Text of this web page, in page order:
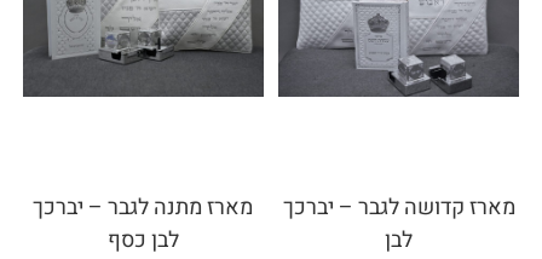
מארז קדושה לגבר – יברכך
לבן
מארז מתנה לגבר – יברכך
לבן כסף